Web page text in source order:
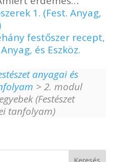
1. (Fest. Anyag,
festőszer recept,
és Eszköz.
anyagai és
> 2. modul
(Festészet
tanfolyam)